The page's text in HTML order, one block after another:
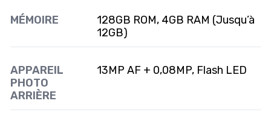
MÉMOIRE
128GB ROM, 4GB RAM (Jusqu’à
12GB)
APPAREIL
PHOTO
ARRIÈRE
13MP AF + 0,08MP, Flash LED